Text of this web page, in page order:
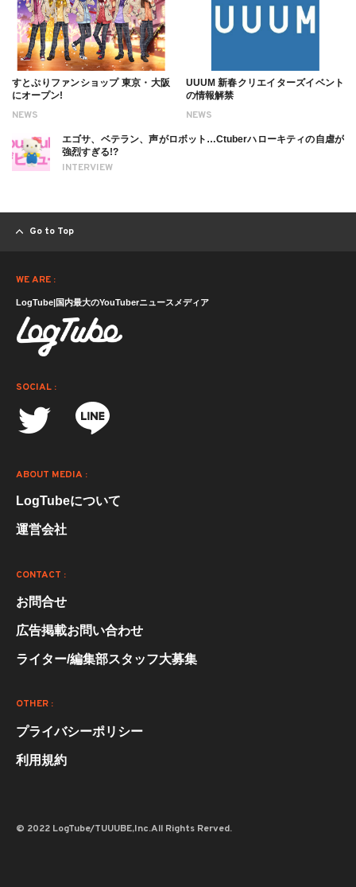
NEWS
すとぷりファンショップ 東京・大阪
にオープン!
NEWS
UUUM 新春クリエイターズイベント
の情報解禁
INTERVIEW
エゴサ、ベテラン、声がロボット…Ctuberハローキティの自虐が
強烈すぎる!?
Go to Top
WE ARE :
LogTube|国内最大のYouTuberニュースメディア
SOCIAL :
ABOUT MEDIA :
LogTubeについて
運営会社
CONTACT :
お問合せ
広告掲載お問い合わせ
ライター/編集部スタッフ大募集
OTHER :
プライバシーポリシー
利用規約
© 2022 LogTube/TUUUBE,Inc.All Rights Rerved.